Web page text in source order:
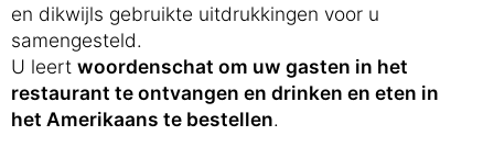
en dikwijls gebruikte uitdrukkingen voor u
samengesteld.
U leert woordenschat om uw gasten in het
restaurant te ontvangen en drinken en eten in
het Amerikaans te bestellen.